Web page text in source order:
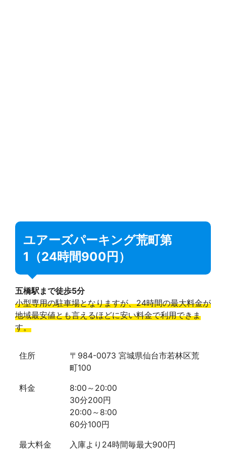
ユアーズパーキング荒町第
1（24時間900円）
五橋駅まで徒歩5分
小型専用の駐車場となりますが、24時間の最大料金が
地域最安値とも言えるほどに安い料金で利用できま
す。
住所
〒984-0073 宮城県仙台市若林区荒
町100
料金
8:00～20:00
30分200円
20:00～8:00
60分100円
最大料金
入庫より24時間毎最大900円